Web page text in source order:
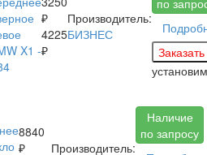
₽
4225
₽
Производитель:
БИЗНЕС
8840
₽
Производитель:
Наличие
по запросу